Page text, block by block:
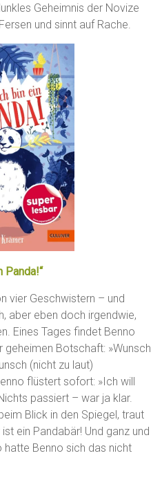
Geheimnis der Novize
und sinnt auf Rache.
Panda!“
vier Geschwistern – und
aber eben doch irgendwie,
Eines Tages findet Benno
Botschaft: »Wunsch
(nicht zu laut)
flüstert sofort: »Ich will
passiert – war ja klar.
Blick in den Spiegel, traut
ein Pandabär! Und ganz und
hatte Benno sich das nicht